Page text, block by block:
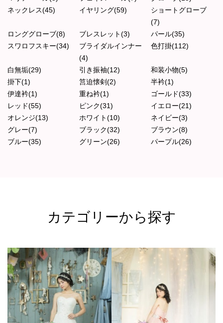
ネックレス(45)
イヤリング(59)
ショートグローブ
(7)
ロンググローブ(8)
ブレスレット(3)
パール(35)
スワロフスキー(34)
ブライダルインナー
(4)
色打掛(112)
白無垢(29) 引き振袖(12)
和装小物(5)
掛下(1)
筥迫懐剣(2)
半衿(1)
伊達衿(1)
重ね衿(1)
ゴールド(33)
レッド(55)
ピンク(31)
イエロー(21)
オレンジ(13)
ホワイト(10)
ネイビー(3)
グレー(7)
ブラック(32)
ブラウン(8)
ブルー(35)
グリーン(26) パープル(26)
カテゴリーから探す